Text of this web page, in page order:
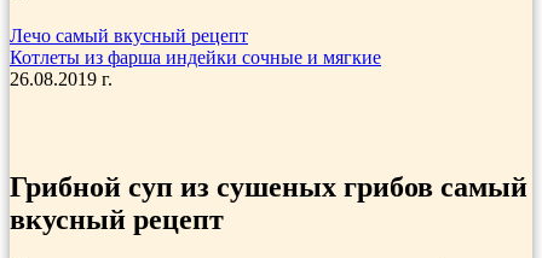
Лечо самый вкусный рецепт
Котлеты из фарша индейки сочные и мягкие
26.08.2019 г.
Грибной суп из сушеных грибов самый
вкусный рецепт